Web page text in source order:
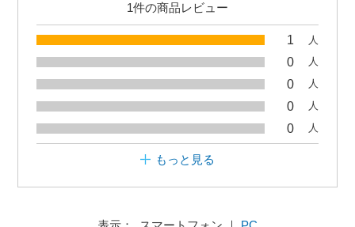
1件の商品レビュー
1 人
0 人
0 人
0 人
0 人
もっと見る